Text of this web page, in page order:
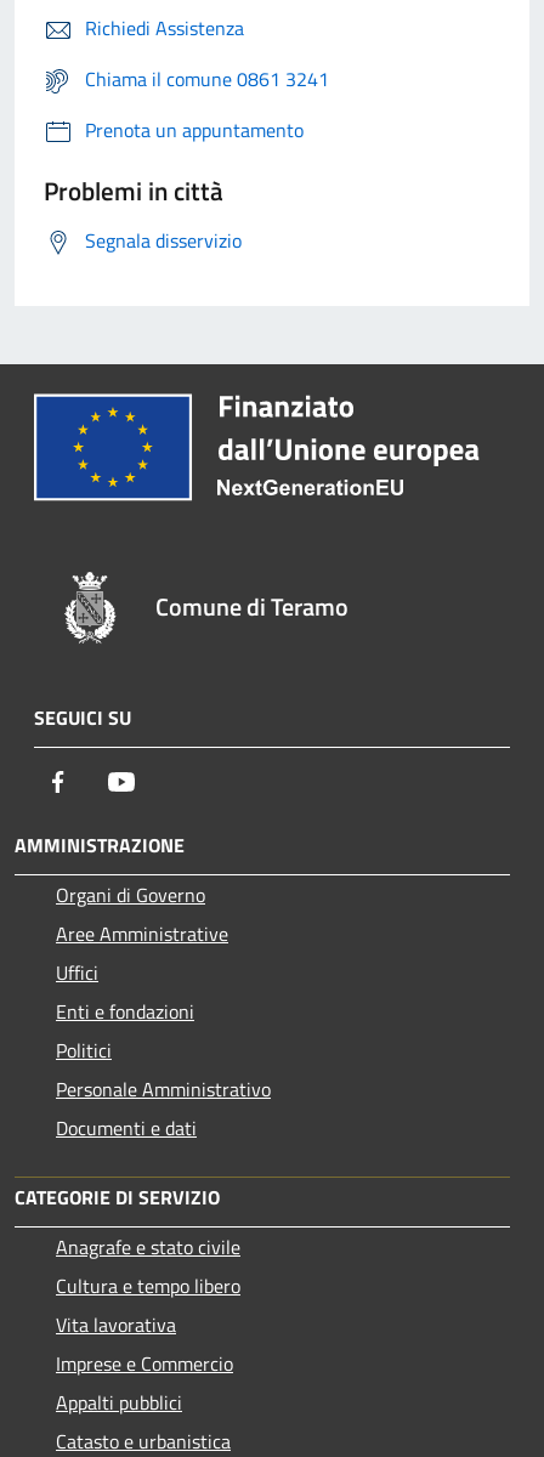
Richiedi Assistenza
Chiama il comune 0861 3241
Prenota un appuntamento
Problemi in città
Segnala disservizio
Comune di Teramo
SEGUICI SU
Facebook
AMMINISTRAZIONE
Organi di Governo
Aree Amministrative
Uffici
Enti e fondazioni
Politici
Personale Amministrativo
Documenti e dati
CATEGORIE DI SERVIZIO
Anagrafe e stato civile
Cultura e tempo libero
Vita lavorativa
Imprese e Commercio
Appalti pubblici
Catasto e urbanistica